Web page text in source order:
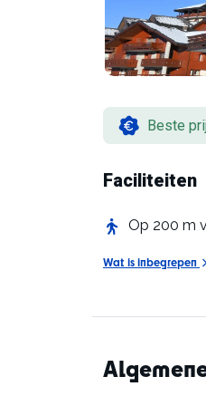
Beste
Faciliteiten
Op 200 m
Wat is inbegrepen